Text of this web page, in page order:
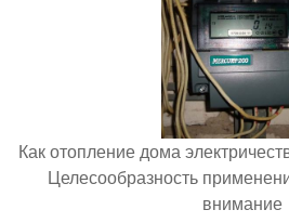
Как отопление дома
Целесообразность
внимание